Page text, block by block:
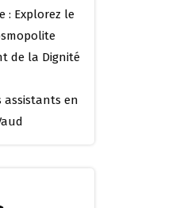
: Explorez le
de la Dignité
assistants en